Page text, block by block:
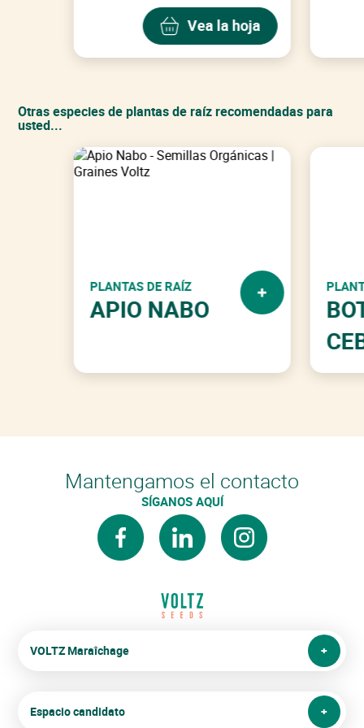
Vea la hoja
Otras especies de plantas de raíz recomendadas para
usted...
PLANTAS DE RAÍZ
APIO NABO
Mantengamos el contacto
SÍGANOS AQUÍ
facebooklinkedin instagram
VOLTZ Maraîchage
Espacio candidato